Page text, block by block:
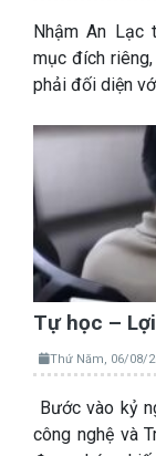
Nhậm An Lạc
mục đích
phải đối diện
Tự học –
Thứ Năm, 06/08/
Bước vào kỷ
công nghệ và